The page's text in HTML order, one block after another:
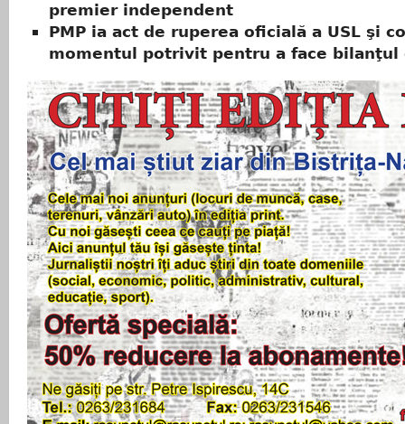
premier independent
PMP ia act de ruperea oficială a USL şi
momentul potrivit pentru a face bilanţul